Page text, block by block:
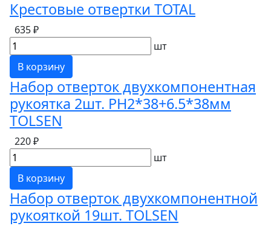
Крестовые отвертки TOTAL
635 ₽
шт
В корзину
Набор отверток двухкомпонентная
рукоятка 2шт. PH2*38+6.5*38мм
TOLSEN
220 ₽
шт
В корзину
Набор отверток двухкомпонентной
рукояткой 19шт. TOLSEN